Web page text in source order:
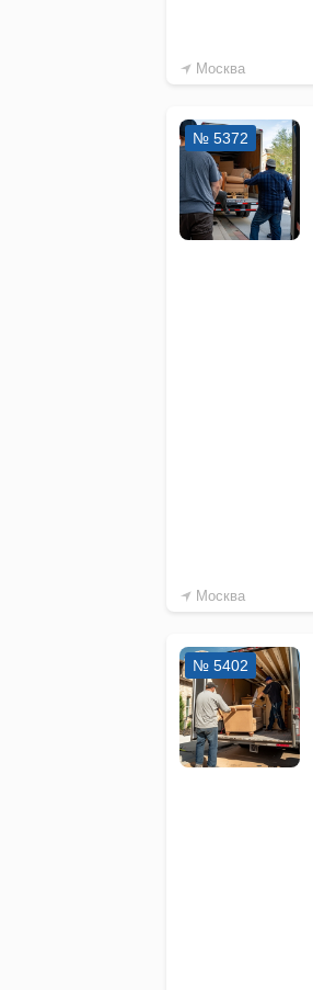
Москва
Москва
№ 5372
№ 5402